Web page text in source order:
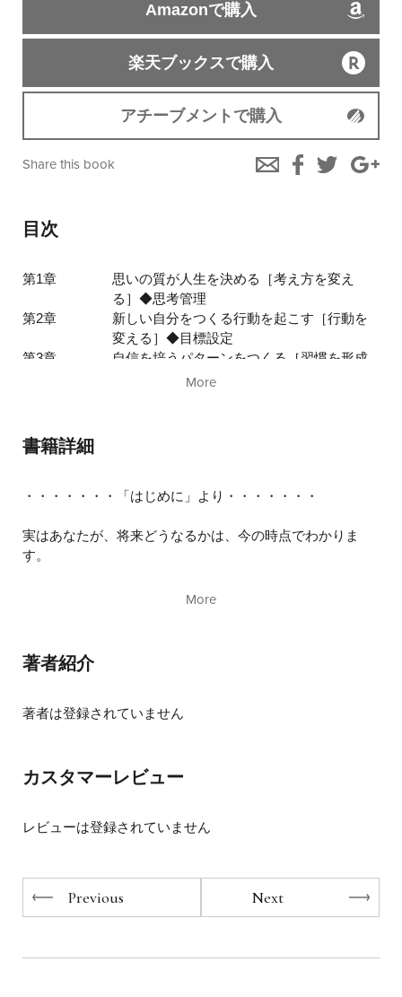
Amazonで購入
楽天ブックスで購入
アチーブメントで購入
Share this book
目次
第1章
思いの質が人生を決める［考え方を変え
る］◆思考管理
第2章
新しい自分をつくる行動を起こす［行動を
変える］◆目標設定
第3章
自信を培うパターンをつくる［習慣を形成
する］◆実行
終章
More
書籍詳細
・・・・・・・「はじめに」より・・・・・・・
実はあなたが、将来どうなるかは、今の時点でわかりま
す。
◎あなたがどうなりたいのか？
この２つをリストアップするだけです。
自分の求めているものが得られたときに人は自信を手にし
に書かれている自分の願望を知り、目標を設定し、思考と
「できる」自分を描ける人の共通点
More
著者紹介
著者は登録されていません
カスタマーレビュー
レビューは登録されていません
Previous Next